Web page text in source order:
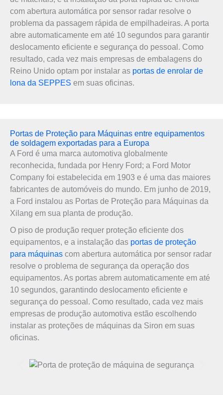
com abertura automática por sensor radar resolve o
problema da passagem rápida de empilhadeiras. A porta
abre automaticamente em até 10 segundos para garantir
deslocamento eficiente e segurança do pessoal. Como
resultado, cada vez mais empresas de embalagens do
Reino Unido optam por instalar as portas de enrolar de
lona da SEPPES em suas oficinas.
Portas de Proteção para Máquinas entre equipamentos
de soldagem exportadas para a Europa
A Ford é uma marca automotiva globalmente
reconhecida, fundada por Henry Ford; a Ford Motor
Company foi estabelecida em 1903 e é uma das maiores
fabricantes de automóveis do mundo. Em junho de 2019,
a Ford instalou as Portas de Proteção para Máquinas da
Xilang em sua planta de produção.
O piso de produção requer proteção eficiente dos
equipamentos, e a instalação das portas de proteção
para máquinas com abertura automática por sensor radar
resolve o problema de segurança da operação dos
equipamentos. As portas abrem automaticamente em até
10 segundos, garantindo deslocamento eficiente e
segurança do pessoal. Como resultado, cada vez mais
empresas de produção automotiva estão escolhendo
instalar as proteções de máquinas da Siron em suas
oficinas.